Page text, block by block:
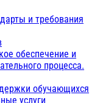
и требования
обеспечение и
процесса.
обучающихся
услуги